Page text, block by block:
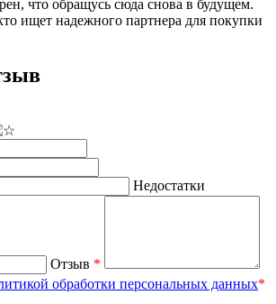
что обращусь сюда снова в будущем.
ищет надежного партнера для покупки
Недостатки
Отзыв *
обработки персональных данных*